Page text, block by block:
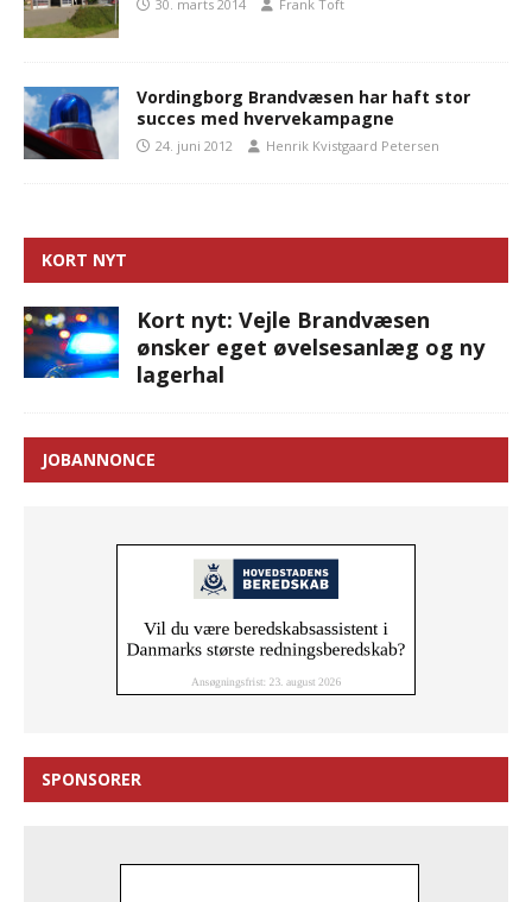
30. marts 2014 Frank Toft
Vordingborg Brandvæsen har haft stor
succes med hvervekampagne
24. juni 2012 Henrik Kvistgaard Petersen
KORT NYT
Kort nyt: Vejle Brandvæsen
ønsker eget øvelsesanlæg og ny
lagerhal
JOBANNONCE
SPONSORER